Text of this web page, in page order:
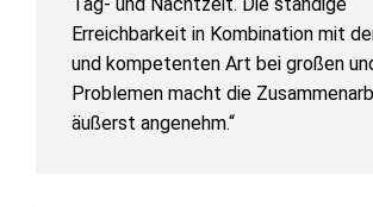
Erreichbarkeit in Kombination mit
und kompetenten Art bei großen
Problemen macht die
äußerst angenehm.“